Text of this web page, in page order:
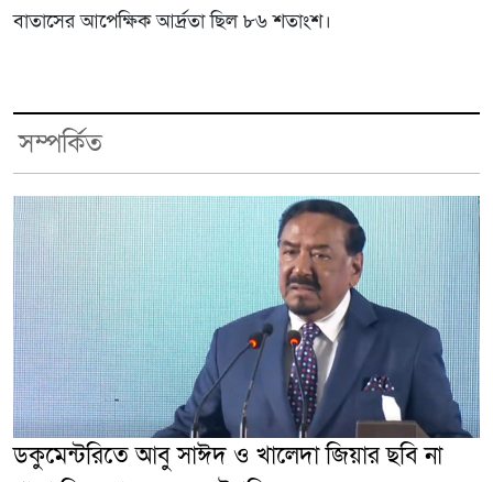
বাতাসের আপেক্ষিক আর্দ্রতা ছিল ৮৬ শতাংশ।
সম্পর্কিত
ডকুমেন্টরিতে আবু সাঈদ ও খালেদা জিয়ার ছবি না